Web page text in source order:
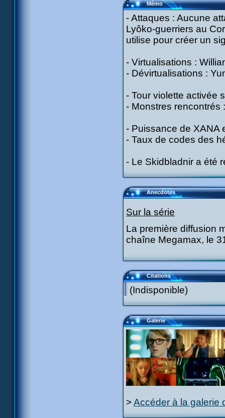
Mémo
- Attaques : Aucune
Lyôko-guerriers au
utilise pour créer un
- Virtualisations :
- Dévirtualisations :
- Tour violette activée
- Monstres rencontrés
- Puissance de XANA
- Taux de codes des
- Le Skidbladnir a été
Anecdotes
Sur la série
La première diffusion
chaîne Megamax, le
Citations
(Indisponible)
Galerie
>Accéder à la galerie